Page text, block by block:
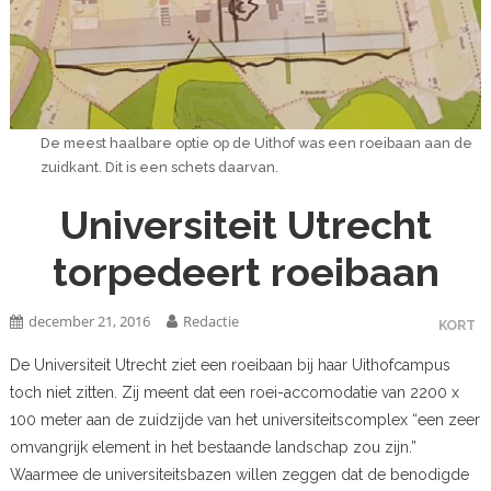
De meest haalbare optie op de Uithof was een roeibaan aan de
zuidkant. Dit is een schets daarvan.
Universiteit Utrecht
torpedeert roeibaan
KORT
december 21, 2016 Redactie
De Universiteit Utrecht ziet een roeibaan bij haar Uithofcampus
toch niet zitten. Zij meent dat een roei-accomodatie van 2200 x
100 meter aan de zuidzijde van het universiteitscomplex “een zeer
omvangrijk element in het bestaande landschap zou zijn.”
Waarmee de universiteitsbazen willen zeggen dat de benodigde